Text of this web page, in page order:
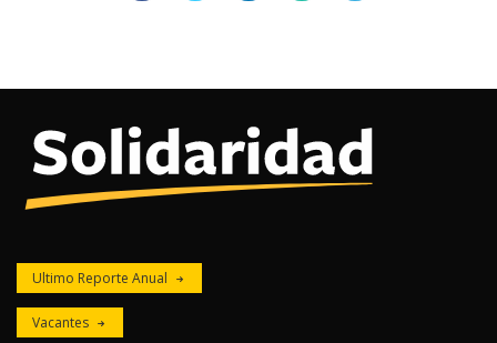
Ultimo Reporte Anual
Vacantes